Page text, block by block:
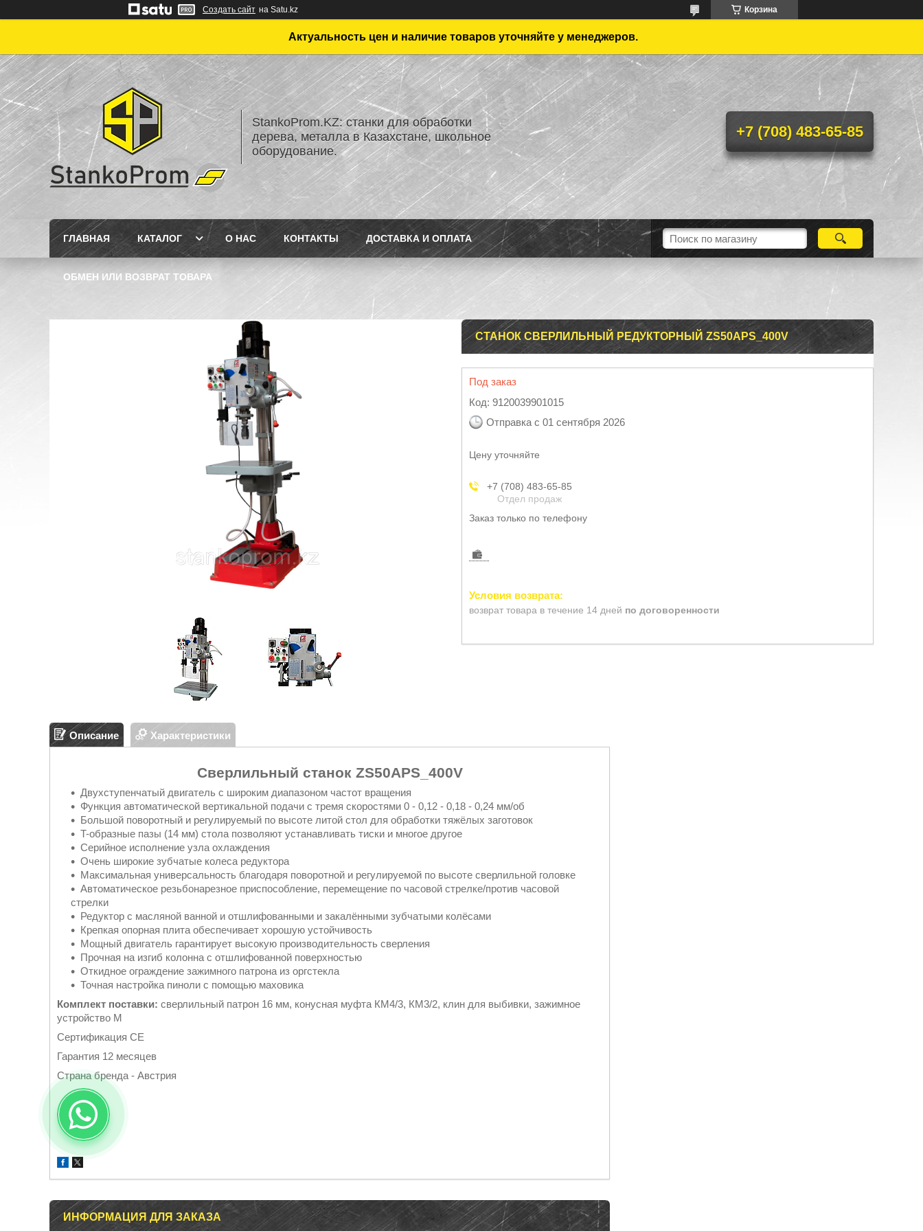
Создать сайт на Satu.kz Корзина
Актуальность цен и наличие товаров уточняйте у менеджеров.
StankoProm.KZ: станки для обработки
дерева, металла в Казахстане, школьное
оборудование.
+7 (708) 483-65-85
ГЛАВНАЯ КАТАЛОГ О НАС КОНТАКТЫ ДОСТАВКА И ОПЛАТА
ОБМЕН ИЛИ ВОЗВРАТ ТОВАРА
СТАНОК СВЕРЛИЛЬНЫЙ РЕДУКТОРНЫЙ ZS50APS_400V
Под заказ
Код: 9120039901015
Отправка с 01 сентября 2026
Цену уточняйте
+7 (708) 483-65-85
Отдел продаж
Заказ только по телефону
возврат товара в течение 14 дней по договоренности
Описание Характеристики
Сверлильный станок ZS50APS_400V
Двухступенчатый двигатель с широким диапазоном частот вращения
Функция автоматической вертикальной подачи с тремя скоростями 0 - 0,12 - 0,18 - 0,24 мм/об
Большой поворотный и регулируемый по высоте литой стол для обработки тяжёлых заготовок
T-образные пазы (14 мм) стола позволяют устанавливать тиски и многое другое
Серийное исполнение узла охлаждения
Очень широкие зубчатые колеса редуктора
Максимальная универсальность благодаря поворотной и регулируемой по высоте сверлильной головке
Автоматическое резьбонарезное приспособление, перемещение по часовой стрелке/против часовой
стрелки
Редуктор с масляной ванной и отшлифованными и закалёнными зубчатыми колёсами
Крепкая опорная плита обеспечивает хорошую устойчивость
Мощный двигатель гарантирует высокую производительность сверления
Прочная на изгиб колонна с отшлифованной поверхностью
Откидное ограждение зажимного патрона из оргстекла
Точная настройка пиноли с помощью маховика
Комплект поставки: сверлильный патрон 16 мм, конусная муфта КМ4/3, КМ3/2, клин для выбивки, зажимное
устройство M
Сертификация CE
Гарантия 12 месяцев
Страна бренда - Австрия
ИНФОРМАЦИЯ ДЛЯ ЗАКАЗА